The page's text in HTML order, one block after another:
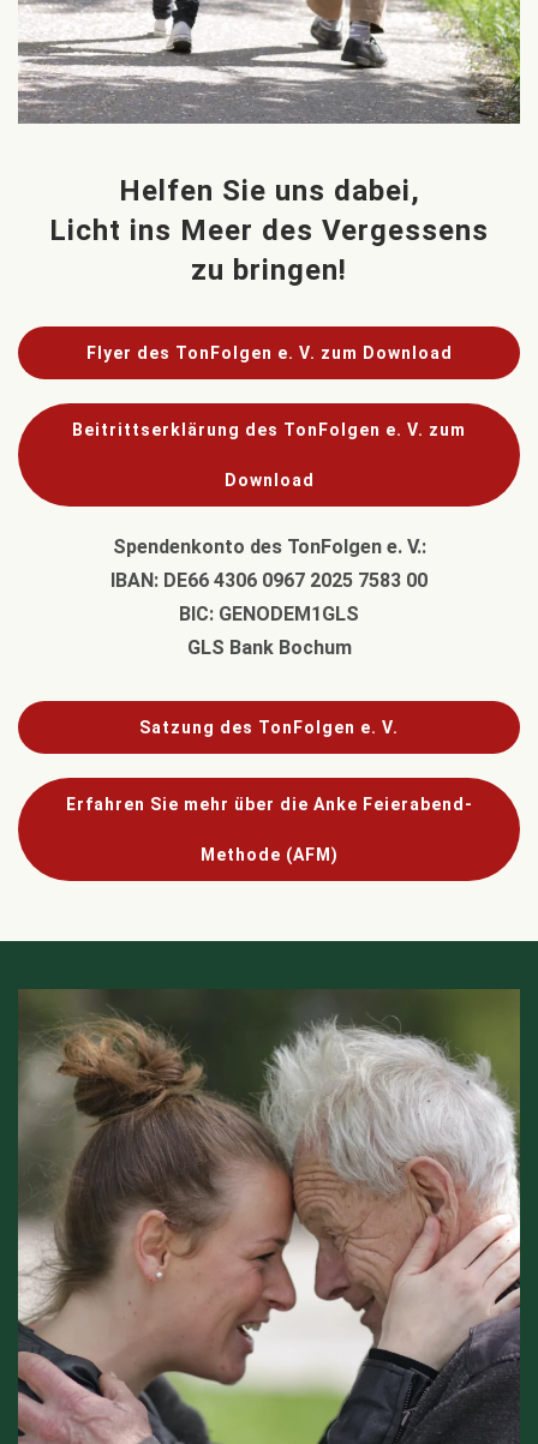
Helfen Sie uns dabei,
Licht ins Meer des Vergessens
zu bringen!
Flyer des TonFolgen e. V. zum Download
Beitrittserklärung des TonFolgen e. V. zum
Download
Spendenkonto des TonFolgen e. V.:
IBAN: DE66 4306 0967 2025 7583 00
BIC: GENODEM1GLS
GLS Bank Bochum
Satzung des TonFolgen e. V.
Erfahren Sie mehr über die Anke Feierabend-
Methode (AFM)